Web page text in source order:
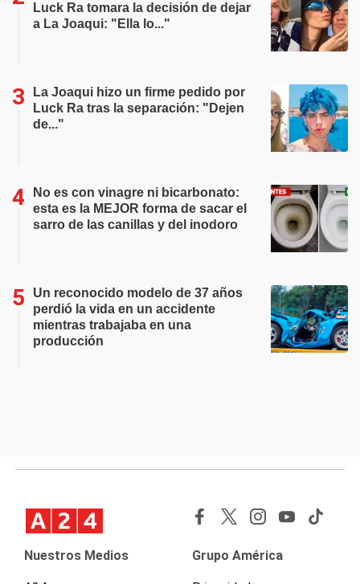
Luck Ra tomara la decisión de dejar
a La Joaqui: "Ella lo..."
La Joaqui hizo un firme pedido por
Luck Ra tras la separación: "Dejen
de..."
No es con vinagre ni bicarbonato:
esta es la MEJOR forma de sacar el
sarro de las canillas y del inodoro
Un reconocido modelo de 37 años
perdió la vida en un accidente
mientras trabajaba en una
producción
Nuestros Medios Grupo América